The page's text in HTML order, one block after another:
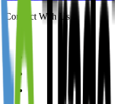
Connect With Us